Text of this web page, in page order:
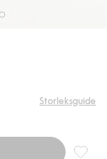
Storleksguide